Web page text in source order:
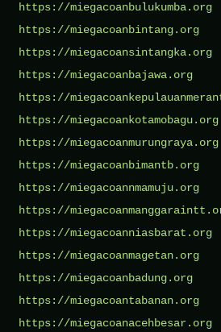
https://miegacoanbulukumba.org
https://miegacoanbintang.org
https://miegacoansintangka.org
https://miegacoanbajawa.org
https://
https://miegacoankotamobagu.org
https://miegacoanmurungraya.org
https://miegacoanbimantb.org
https://miegacoannmamuju.org
https://
https://miegacoanniasbarat.org
https://miegacoanmagetan.org
https://miegacoanbadung.org
https://miegacoantabanan.org
https://miegacoanacehbesar.org